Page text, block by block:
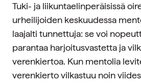
Tuki- ja liikuntaelinperäisissä
urheilijoiden keskuudessa
laajalti tunnettuja: se voi
parantaa harjoitusvastetta ja
verenkiertoa. Kun mentolia
verenkierto vilkastuu noin